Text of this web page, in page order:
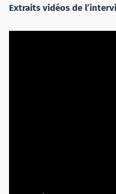
Extraits vidéos de